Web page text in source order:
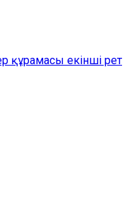
құрамасы екінші рет